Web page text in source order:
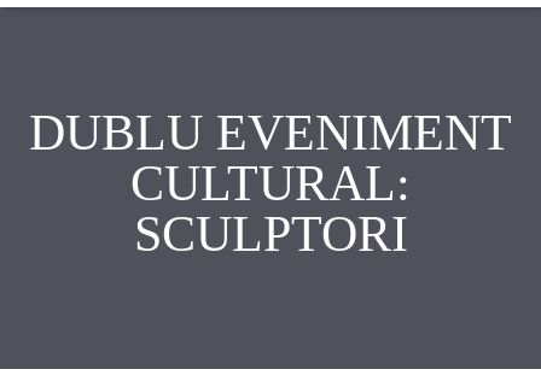
DUBLU EVENIMENT
CULTURAL:
SCULPTORI